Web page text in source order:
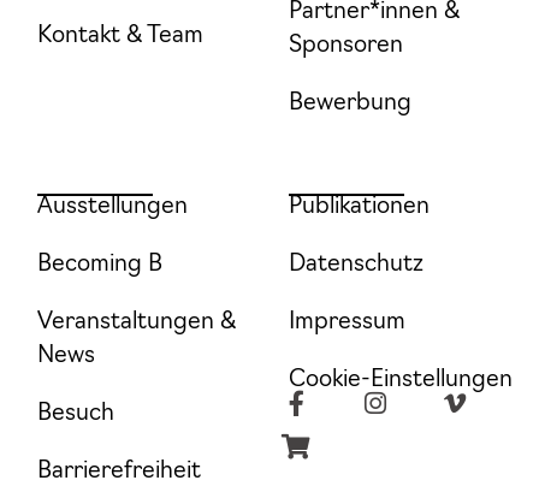
Kontakt & Team
Partner*innen &
Sponsoren
Bewerbung
Ausstellungen
Becoming B
Veranstaltungen &
News
Besuch
Barrierefreiheit
Publikationen
Datenschutz
Impressum
Cookie-Einstellungen